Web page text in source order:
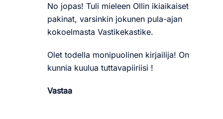
No jopas! Tuli mieleen Ollin ikiaikaiset
pakinat, varsinkin jokunen pula-ajan
kokoelmasta Vastikekastike.
Olet todella monipuolinen kirjailija! On
kunnia kuulua tuttavapiiriisi !
Vastaa